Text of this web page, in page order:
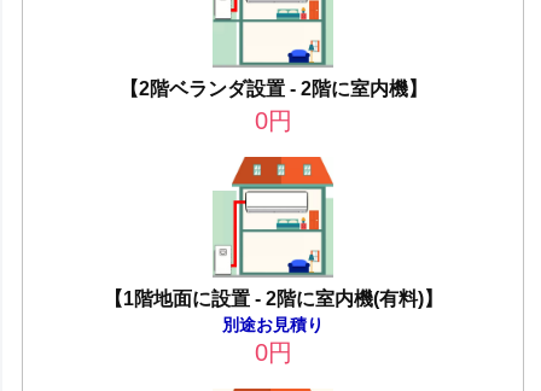
【2階ベランダ設置 - 2階に室内機】
0円
【1階地面に設置 - 2階に室内機(有料)】
別途お見積り
0円